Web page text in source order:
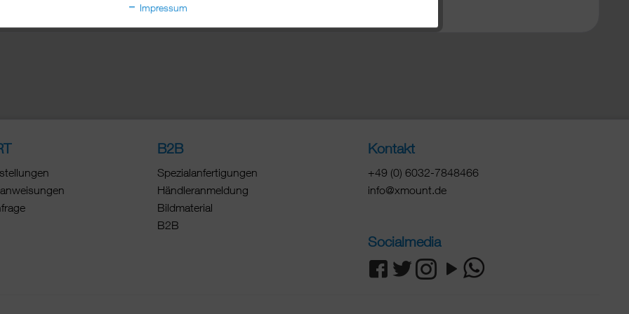
B2B
Spezialanfertigungen
Händleranmeldung
Bildmaterial
B2B
Kontakt
+49 (0) 6032-7848466
info@xmount.de
Socialmedia
Impressum